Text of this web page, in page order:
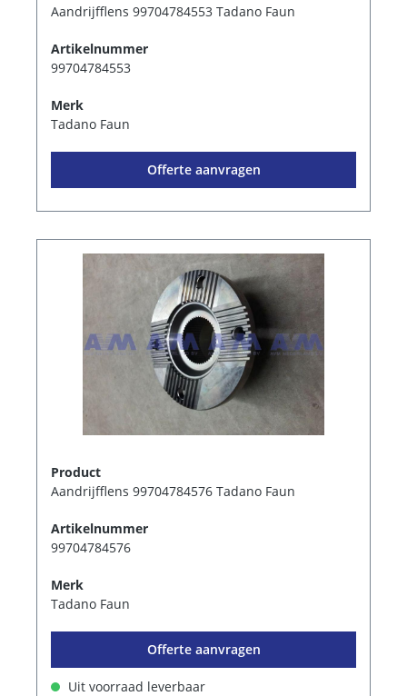
Aandrijfflens 99704784553 Tadano Faun
Artikelnummer
99704784553
Merk
Tadano Faun
Offerte aanvragen
Product
Aandrijfflens 99704784576 Tadano Faun
Artikelnummer
99704784576
Merk
Tadano Faun
Offerte aanvragen
Uit voorraad leverbaar